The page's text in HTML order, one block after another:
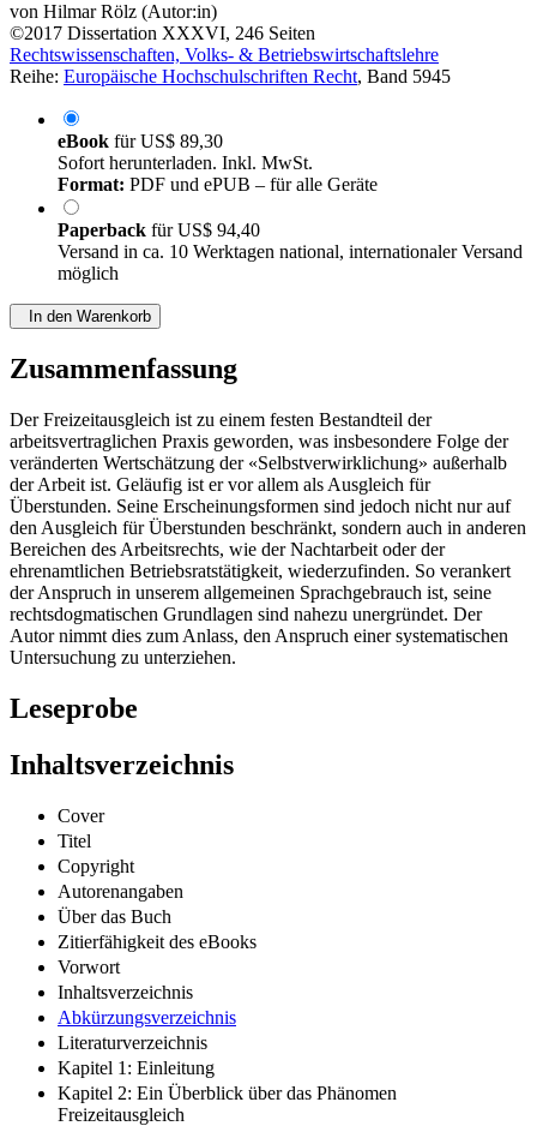
von Hilmar Rölz (Autor:in)
©2017 Dissertation XXXVI, 246 Seiten
Rechtswissenschaften, Volks- & Betriebswirtschaftslehre
Reihe: Europäische Hochschulschriften Recht, Band 5945
eBook fürUS$ 89,30
Sofort herunterladen. Inkl. MwSt.
Format: PDF und ePUB – für alle Geräte
Paperback fürUS$ 94,40
Versand in ca. 10 Werktagen national, internationaler Versand
möglich
In den Warenkorb
Zusammenfassung
Der Freizeitausgleich ist zu einem festen Bestandteil der
arbeitsvertraglichen Praxis geworden, was insbesondere Folge der
veränderten Wertschätzung der «Selbstverwirklichung» außerhalb
der Arbeit ist. Geläufig ist er vor allem als Ausgleich für
Überstunden. Seine Erscheinungsformen sind jedoch nicht nur auf
den Ausgleich für Überstunden beschränkt, sondern auch in anderen
Bereichen des Arbeitsrechts, wie der Nachtarbeit oder der
ehrenamtlichen Betriebsratstätigkeit, wiederzufinden. So verankert
der Anspruch in unserem allgemeinen Sprachgebrauch ist, seine
rechtsdogmatischen Grundlagen sind nahezu unergründet. Der
Autor nimmt dies zum Anlass, den Anspruch einer systematischen
Untersuchung zu unterziehen.
Leseprobe
Inhaltsverzeichnis
Cover
Titel
Copyright
Autorenangaben
Über das Buch
Zitierfähigkeit des eBooks
Vorwort
Inhaltsverzeichnis
Abkürzungsverzeichnis
Literaturverzeichnis
Kapitel 1: Einleitung
Kapitel 2: Ein Überblick über das Phänomen
Freizeitausgleich